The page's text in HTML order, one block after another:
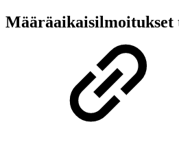
Määräaikaisilmoitukset